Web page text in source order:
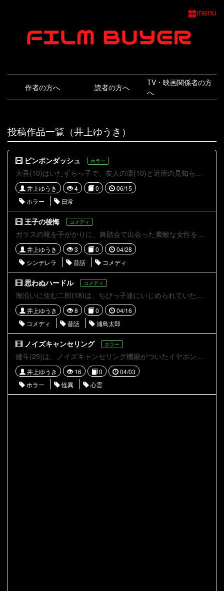
menu
作者の方へ 読者の方へ
TV・映画関係者の方
へ
投稿作品一覧（井上ゆうき）
ピンポンダッシュ ホラー
大吾(10)はいたずらっ子で、友人の凛(10)と近所の見知らぬ家にピンポンダッシュをして遊んでいた。そんなある日、彼はピンポンダッシュで家から出てきた老人に追い回される。何とか巻いて逃げ出すことに成功した2人だったが、、、。
井上ゆうき 4 0
06/15
ホラー
日常
王子の後悔 コメディ
ガラスの靴を手がかりに、舞踏会で出会った素敵な女性を探していた王子。そしてある家で彼は、そのガラスの靴がピッタリな女性を探し当てることに成功する。しかし、王子はなんだか浮かない顔。理由を執事が聞くと、王子はこう答えるのだった。 「顔、全然違くない？」と。 不朽の名作「シンデレラ」を題材にしたコメディ。
井上ゆうき 3 0
04/28
シンデレラ
昔話 コメディ
思わぬハードル コメディ
海沿いに住む二郎(18)は、ちびっ子達にいじめられていたカメを助ける。数日後、恩返しとして竜宮城に誘われた二郎は、姫に会えると胸を踊らせながらカメの背中に乗る。しかし、なぜかカメは二郎を無理やり下ろす。事情を問い詰めた二郎は、竜宮城に行くための思わぬハードルがあることを知るのだった。
井上ゆうき 8 0
04/16
コメディ
昔話 浦島太郎
ノイズキャンセリング ホラー
健斗(25)は、ノイズキャンセリング機能がついたイヤホンで音楽を聴きながら帰宅している。ある日、健斗は男性達に襲われそうになっている女性を見かけるが、それを無視して立ち去ってしまう。後日、帰宅中の彼が出会ったのは、ノイズキャンセルでやり過ごせないほどの恐ろしい怪異だった。
井上ゆうき 16 0
04/03
ホラー
怪異 心霊